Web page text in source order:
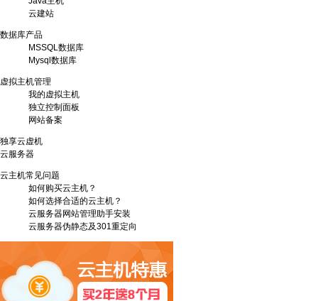
云建站
数据库产品
MSSQL数据库
Mysql数据库
虚拟主机管理
我的虚拟主机
独立控制面板
网站备案
独享云虚机
云服务器
云主机常见问题
如何购买云主机？
如何选择合适的云主机？
云服务器网站管理助手安装
云服务器伪静态及301重定向